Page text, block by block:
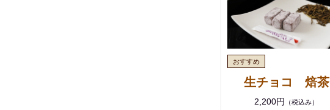
生チョコ 焙茶
2,200円 （税込み）